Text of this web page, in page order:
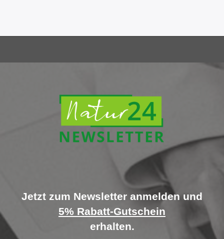
Jetzt zum Newsletter anmelden und
5% Rabatt-Gutschein
erhalten.